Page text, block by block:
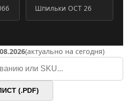
Шпильки ОСТ 26
(актуально на сегодня)
(.PDF)